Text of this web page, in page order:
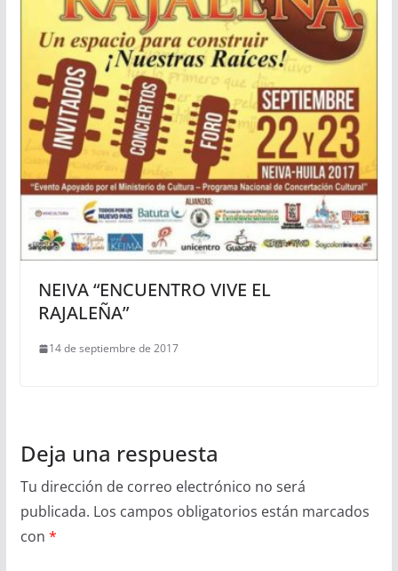
NEIVA “ENCUENTRO VIVE EL
RAJALEÑA”
14 de septiembre de 2017
Deja una respuesta
Tu dirección de correo electrónico no será
publicada. Los campos obligatorios están marcados
con *